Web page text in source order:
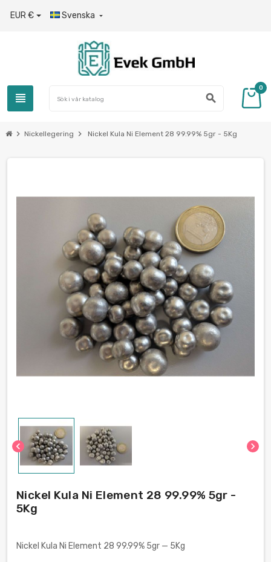
EUR € Svenska 
view_headline search
0
chevron_right Nickellegering chevron_right Nickel Kula Ni Element 28 99.99% 5gr - 5Kg
chevron_left chevron_right
Nickel Kula Ni Element 28 99.99% 5gr -
5Kg
Nickel Kula Ni Element 28 99.99% 5gr — 5Kg